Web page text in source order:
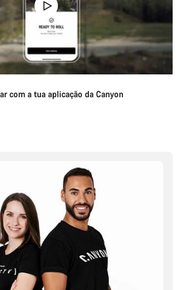
com a tua aplicação da Canyon